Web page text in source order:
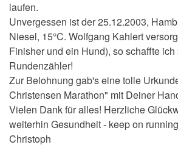
laufen.
Unvergessen ist der 25.12.2003,
Niesel, 15°C. Wolfgang Kahlert
Finisher und ein Hund), so schaffte
Rundenzähler!
Zur Belohnung gab's eine tolle
Christensen Marathon" mit Deiner
Vielen Dank für alles! Herzliche
weiterhin Gesundheit - keep on
Christoph